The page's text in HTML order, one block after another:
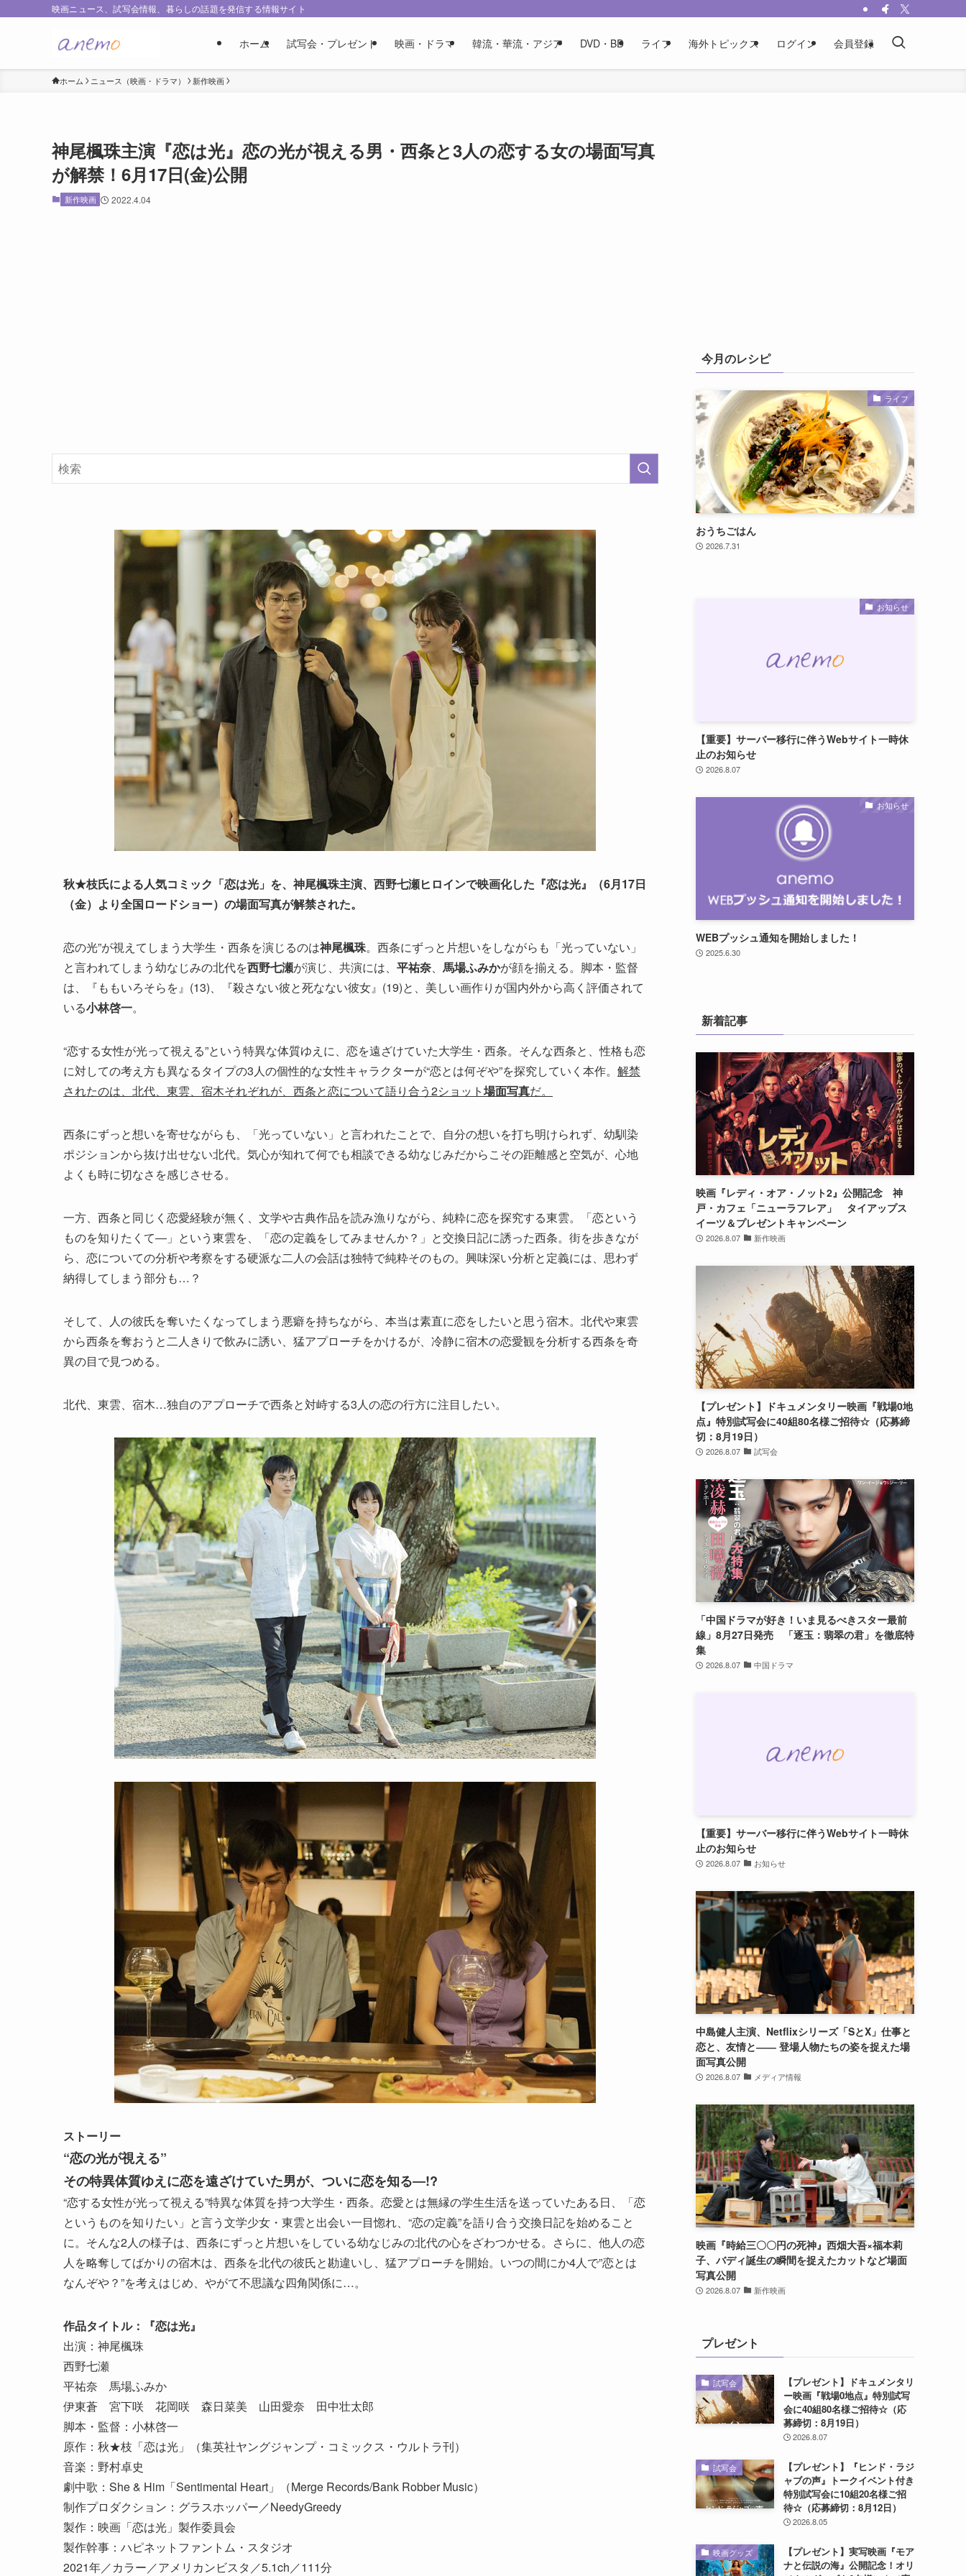
映画ニュース、試写会情報、暮らしの話題を発信する情報サイト
ホーム 試写会・プレゼント 映画・ドラマ 韓流・華流・アジア DVD・BD ライフ 海外トピックス ログイン 会員登録
ホーム ニュース（映画・ドラマ） 新作映画
神尾楓珠主演『恋は光』恋の光が視える男・西条と3人の恋する女の場面写真
が解禁！6月17日(金)公開
新作映画 2022.4.04
秋★枝氏による人気コミック「恋は光」を、神尾楓珠主演、西野七瀬ヒロインで映画化した『恋は光』（6月17日
（金）より全国ロードショー）の場面写真が解禁された。
恋の光”が視えてしまう大学生・西条を演じるのは神尾楓珠。西条にずっと片想いをしながらも「光っていない」
と言われてしまう幼なじみの北代を西野七瀬が演じ、共演には、 平祐奈、 馬場ふみかが顔を揃える。脚本・監督
は、『ももいろそらを』(13)、『殺さない彼と死なない彼女』(19)と、美しい画作りが国内外から高く評価されて
いる小林啓一。
“恋する女性が光って視える”という特異な体質ゆえに、恋を遠ざけていた大学生・西条。そんな西条と、性格も恋
に対しての考え方も異なるタイプの3人の個性的な女性キャラクターが“恋とは何ぞや”を探究していく本作。 解禁
されたのは、北代、東雲、宿木それぞれが、西条と恋について語り合う2ショット場面写真だ。
西条にずっと想いを寄せながらも、「光っていない」と言われたことで、自分の想いを打ち明けられず、幼馴染
ポジションから抜け出せない北代。気心が知れて何でも相談できる幼なじみだからこその距離感と空気が、心地
よくも時に切なさを感じさせる。
一方、西条と同じく恋愛経験が無く、文学や古典作品を読み漁りながら、純粋に恋を探究する東雲。「恋という
ものを知りたくて―」という東雲を、「恋の定義をしてみませんか？」と交換日記に誘った西条。街を歩きなが
ら、恋についての分析や考察をする硬派な二人の会話は独特で純粋そのもの。興味深い分析と定義には、思わず
納得してしまう部分も…？
そして、人の彼氏を奪いたくなってしまう悪癖を持ちながら、本当は素直に恋をしたいと思う宿木。北代や東雲
から西条を奪おうと二人きりで飲みに誘い、猛アプローチをかけるが、冷静に宿木の恋愛観を分析する西条を奇
異の目で見つめる。
北代、東雲、宿木…独自のアプローチで西条と対峙する3人の恋の行方に注目したい。
ストーリー
“恋の光が視える”
その特異体質ゆえに恋を遠ざけていた男が、ついに恋を知る―!?
“恋する女性が光って視える”特異な体質を持つ大学生・西条。恋愛とは無縁の学生生活を送っていたある日、「恋
というものを知りたい」と言う文学少女・東雲と出会い一目惚れ、“恋の定義”を語り合う交換日記を始めること
に。そんな2人の様子は、西条にずっと片想いをしている幼なじみの北代の心をざわつかせる。さらに、他人の恋
人を略奪してばかりの宿木は、西条を北代の彼氏と勘違いし、猛アプローチを開始。いつの間にか4人で”恋とは
なんぞや？”を考えはじめ、やがて不思議な四角関係に…。
作品タイトル：『恋は光』
出演：神尾楓珠
西野七瀬
平祐奈 馬場ふみか
伊東蒼 宮下咲 花岡咲 森日菜美 山田愛奈 田中壮太郎
脚本・監督：小林啓一
原作：秋★枝「恋は光」（集英社ヤングジャンプ・コミックス・ウルトラ刊）
音楽：野村卓史
劇中歌：She & Him「Sentimental Heart」（Merge Records/Bank Robber Music）
制作プロダクション：グラスホッパー／NeedyGreedy
製作：映画「恋は光」製作委員会
製作幹事：ハピネットファントム・スタジオ
2021年／カラー／アメリカンビスタ／5.1ch／111分
今月のレシピ
ライフ
おうちごはん
2026.7.31
お知らせ
【重要】サーバー移行に伴うWebサイト一時休
止のお知らせ
2026.8.07
お知らせ
WEBプッシュ通知を開始しました！
2025.6.30
新着記事
映画『レディ・オア・ノット2』公開記念 神
戸・カフェ「ニューラフレア」 タイアップス
イーツ＆プレゼントキャンペーン
2026.8.07 新作映画
【プレゼント】ドキュメンタリー映画『戦場0地
点』特別試写会に40組80名様ご招待☆（応募締
切：8月19日）
2026.8.07 試写会
「中国ドラマが好き！いま見るべきスター最前
線」8月27日発売 「逐玉：翡翠の君」を徹底特
集
2026.8.07 中国ドラマ
【重要】サーバー移行に伴うWebサイト一時休
止のお知らせ
2026.8.07 お知らせ
中島健人主演、Netflixシリーズ「SとX」仕事と
恋と、友情と―― 登場人物たちの姿を捉えた場
面写真公開
2026.8.07 メディア情報
映画『時給三〇〇円の死神』西畑大吾×福本莉
子、バディ誕生の瞬間を捉えたカットなど場面
写真公開
2026.8.07 新作映画
プレゼント
試写会
【プレゼント】ドキュメンタリ
ー映画『戦場0地点』特別試写
会に40組80名様ご招待☆（応
募締切：8月19日）
2026.8.07
試写会
【プレゼント】『ヒンド・ラジ
ャブの声』トークイベント付き
特別試写会に10組20名様ご招
待☆（応募締切：8月12日）
2026.8.05
映画グッズ
【プレゼント】実写映画『モア
ナと伝説の海』公開記念！オリ